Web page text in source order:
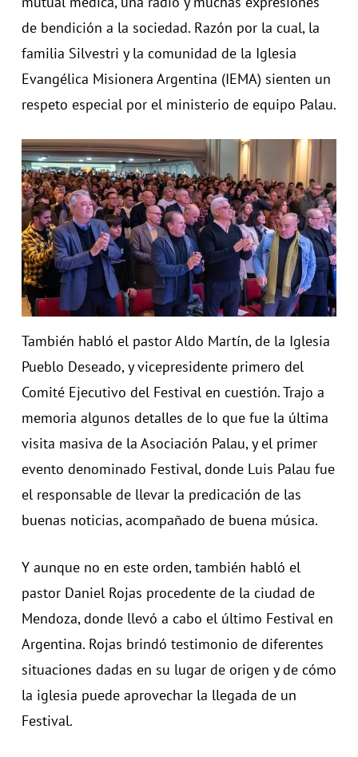
de bendición a la sociedad. Razón por la cual, la
familia Silvestri y la comunidad de la Iglesia
Evangélica Misionera Argentina (IEMA) sienten un
respeto especial por el ministerio de equipo Palau.
También habló el pastor Aldo Martín, de la Iglesia
Pueblo Deseado, y vicepresidente primero del
Comité Ejecutivo del Festival en cuestión. Trajo a
memoria algunos detalles de lo que fue la última
visita masiva de la Asociación Palau, y el primer
evento denominado Festival, donde Luis Palau fue
el responsable de llevar la predicación de las
buenas noticias, acompañado de buena música.
Y aunque no en este orden, también habló el
pastor Daniel Rojas procedente de la ciudad de
Mendoza, donde llevó a cabo el último Festival en
Argentina. Rojas brindó testimonio de diferentes
situaciones dadas en su lugar de origen y de cómo
la iglesia puede aprovechar la llegada de un
Festival.